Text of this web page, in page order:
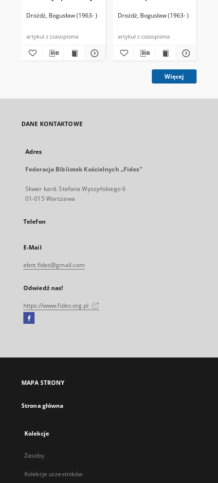
Drożdż, Bogusław (1963- )
artykuł z czasopisma
Drożdż, Bogusław (1963- )
artykuł z czasopisma
Więcej
DANE KONTAKTOWE
Adres
Federacja Bibliotek Kościelnych „Fides”
Skwer kard. Stefana Wyszyńskiego 6
01-015 Warszawa
Telefon
E-Mail
ebnt.fides@gmail.com
Odwiedź nas!
https://www.fides.org.pl
Facebook
się
karcie
MAPA STRONY
Strona główna
Kolekcje
Zasoby
Kolekcje uczestników